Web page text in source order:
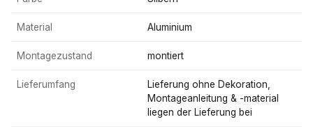
Material Aluminium
Montagezustand montiert
Lieferumfang
Lieferung ohne Dekoration,
Montageanleitung & -material
liegen der Lieferung bei